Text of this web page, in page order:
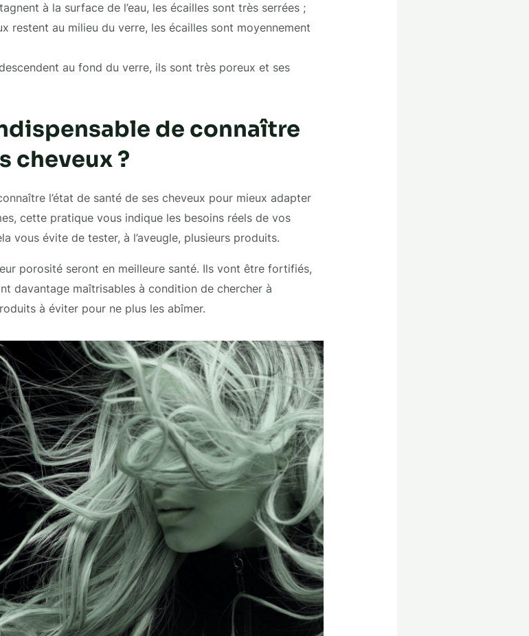
à la surface de l’eau, les écailles sont très serrées ;
restent au milieu du verre, les écailles sont moyennement
au fond du verre, ils sont très poreux et ses
de connaître
cheveux ?
l’état de santé de ses cheveux pour mieux adapter
cette pratique vous indique les besoins réels de vos
vous évite de tester, à l’aveugle, plusieurs produits.
porosité seront en meilleure santé. Ils vont être fortifiés,
davantage maîtrisables à condition de chercher à
à éviter pour ne plus les abîmer.